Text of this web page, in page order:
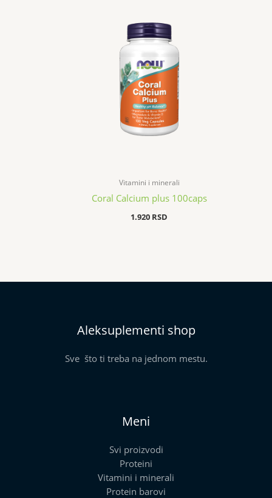
Vitamini i minerali
Coral Calcium plus 100caps
1.920 RSD
Aleksuplementi shop
Sve što ti treba na jednom mestu.
Meni
Svi proizvodi
Proteini
Vitamini i minerali
Protein barovi